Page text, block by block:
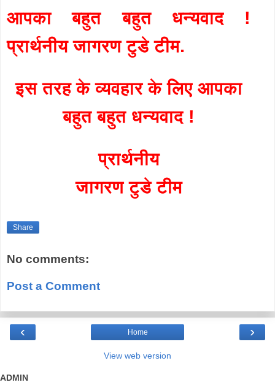
आपका बहुत बहुत धन्यवाद !
प्रार्थनीय जागरण टुडे टीम.
इस तरह के व्यवहार के लिए आपका
बहुत बहुत धन्यवाद !
प्रार्थनीय
जागरण टुडे टीम
Share
No comments:
Post a Comment
‹ ›
Home
View web version
ADMIN